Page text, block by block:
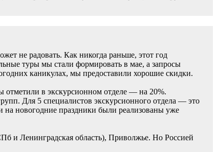
не радовать. Как никогда раньше, этот год
туры мы стали формировать в мае, а запросы
каникулах, мы предоставили хорошие скидки.
в экскурсионном отделе — на 20%.
Для 5 специалистов экскурсионного отдела — это
на новогодние праздники были реализованы уже
и Ленинградская область), Приволжье. Но Россией